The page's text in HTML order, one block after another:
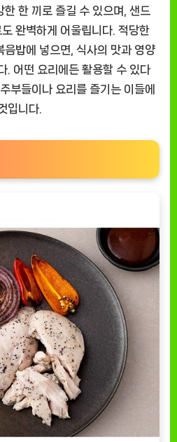
한 끼로 즐길 수 있으며, 샌드
완벽하게 어울립니다. 적당한
음밥에 넣으면, 식사의 맛과 영양
. 어떤 요리에든 활용할 수 있다
부들이나 요리를 즐기는 이들에
입니다.